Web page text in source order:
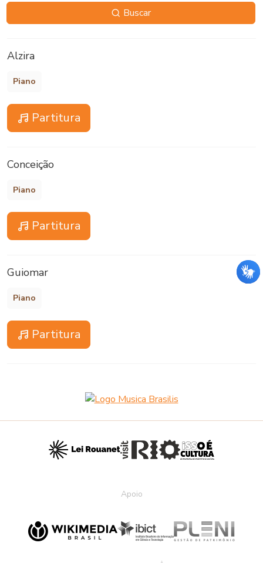
Buscar
Alzira
Piano
Partitura
Conceição
Piano
Partitura
Guiomar
Piano
Partitura
Apoio